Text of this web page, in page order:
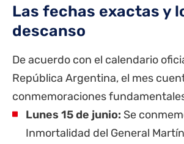
Las fechas exactas y
descanso
De acuerdo con el calendario
República Argentina, el mes
conmemoraciones
Lunes 15 de junio: Se
Inmortalidad del General